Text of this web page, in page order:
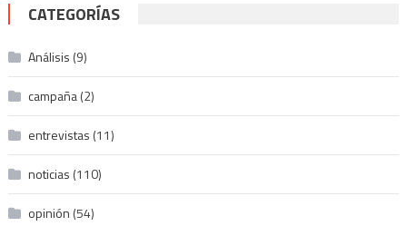
CATEGORÍAS
Análisis (9)
campaña(2)
entrevistas (11)
noticias (110)
opinión (54)